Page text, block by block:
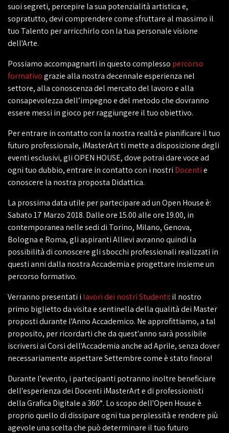
suoi segreti, percepire la sua potenzialità artistica e,
sopratutto, devi comprendere come sfruttare al massimo il
tuo Talento per arricchirlo con la tua personale visione
dell'Arte.
Possiamo accompagnarti in questo complesso percorso
formativograzie alla nostra decennale esperienza nel
settore, alla conoscenza del mercato del lavoro e alla
consapevolezza dell’impegno e del metodo che dovranno
essere messi in gioco per raggiungere il tuo obiettivo.
Per entrare in contatto con la nostra realtà e pianificare il tuo
futuro professionale, iMasterArt ti mette a disposizione degli
eventi esclusivi, gli OPEN HOUSE, dove potrai dare voce ad
ogni tuo dubbio, entrare in contatto con i nostri Docentie
conoscere la nostra proposta Didattica.
La prossima data utile per partecipare ad un Open House è:
Sabato 17 Marzo 2018. Dalle ore 15.00 alle ore 19.00, in
contemporanea nelle sedi di Torino, Milano, Genova,
Bologna e Roma, gli aspiranti Allievi avranno quindi la
possibilità di conoscere gli sbocchi professionali realizzati in
questi anni dalla nostra Accademia e progettare insieme un
percorso formativo.
Verranno presentati i lavori dei nostri Studenti: il nostro
primo biglietto da visita e sentinella della qualità dei Master
proposti durante l'Anno Accademico. Ne approfittiamo, a tal
proposito, per ricordarti che da quest'anno sarà possibile
iscriversi ai Corsi dell'Accademia anche ad Aprile, senza dover
necessariamente aspettare Settembre come è stato finora!
Durante l'evento, i partecipanti potranno inoltre beneficiare
dell'esperienza dei Docenti iMasterArt e di professionisti
della Grafica Digitale a 360°. Lo scopo dell'Open House è
proprio quello di dissipare ogni tua perplessità e rendere più
agevole una scelta che può determinare il tuo futuro